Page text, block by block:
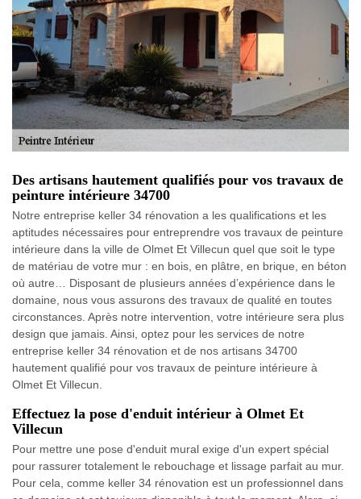
Des artisans hautement qualifiés pour vos travaux de
peinture intérieure 34700
Notre entreprise keller 34 rénovation a les qualifications et les
aptitudes nécessaires pour entreprendre vos travaux de peinture
intérieure dans la ville de Olmet Et Villecun quel que soit le type
de matériau de votre mur : en bois, en plâtre, en brique, en béton
où autre… Disposant de plusieurs années d’expérience dans le
domaine, nous vous assurons des travaux de qualité en toutes
circonstances. Après notre intervention, votre intérieure sera plus
design que jamais. Ainsi, optez pour les services de notre
entreprise keller 34 rénovation et de nos artisans 34700
hautement qualifié pour vos travaux de peinture intérieure à
Olmet Et Villecun.
Effectuez la pose d'enduit intérieur à Olmet Et
Villecun
Pour mettre une pose d'enduit mural exige d'un expert spécial
pour rassurer totalement le rebouchage et lissage parfait au mur.
Pour cela, comme keller 34 rénovation est un professionnel dans